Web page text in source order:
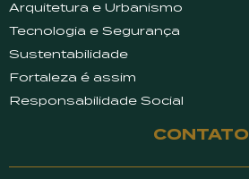
Arquitetura e Urbanismo
Tecnologia e Segurança
Sustentabilidade
Fortaleza é assim
Responsabilidade Social
CONTATO